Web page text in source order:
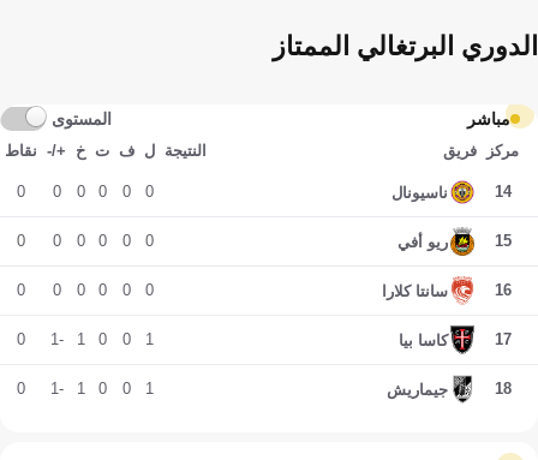
الدوري البرتغالي الممتاز
مباشر المستوى
مركز فريق النتيجة ل ف ت خ +/- نقاط
14 ناسيونال 0
0
0
0
0
0
15 ريو أفي 0
0
0
0
0
0
16 سانتا كلارا 0
0
0
0
0
0
17 كاسا بيا 1
0
0
1
-1
0
18 جيماريش 1
0
0
1
-1
0